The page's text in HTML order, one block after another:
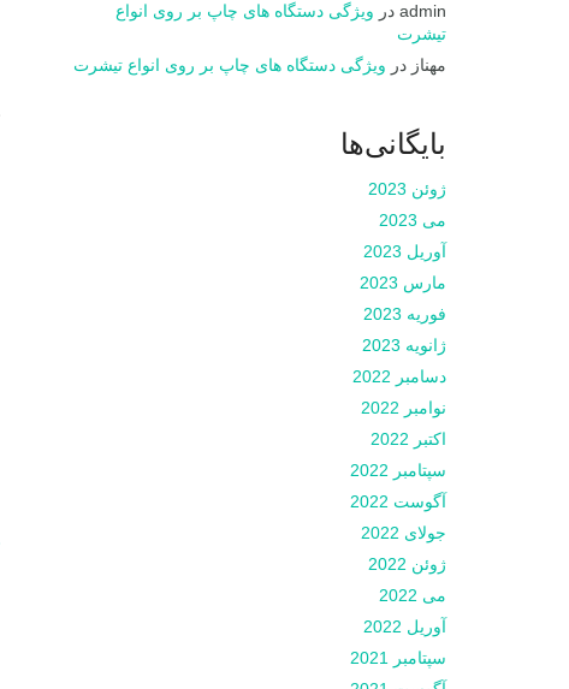
admin در ویژگی دستگاه های چاپ بر روی انواع
تیشرت
مهناز در ویژگی دستگاه های چاپ بر روی انواع تیشرت
بایگانی‌ها
ژوئن 2023
می 2023
آوریل 2023
مارس 2023
فوریه 2023
ژانویه 2023
دسامبر 2022
نوامبر 2022
اکتبر 2022
سپتامبر 2022
آگوست 2022
جولای 2022
ژوئن 2022
می 2022
آوریل 2022
سپتامبر 2021